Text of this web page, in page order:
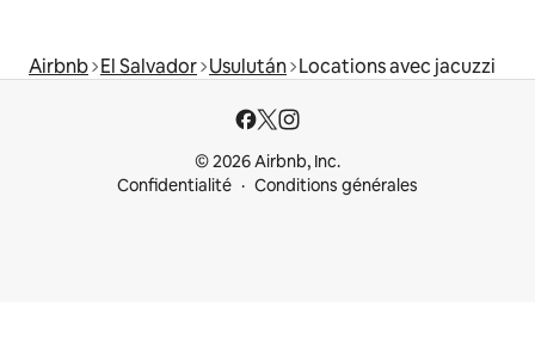
Airbnb El Salvador Usulután Locations avec jacuzzi
© 2026 Airbnb, Inc.
Confidentialité
Conditions générales